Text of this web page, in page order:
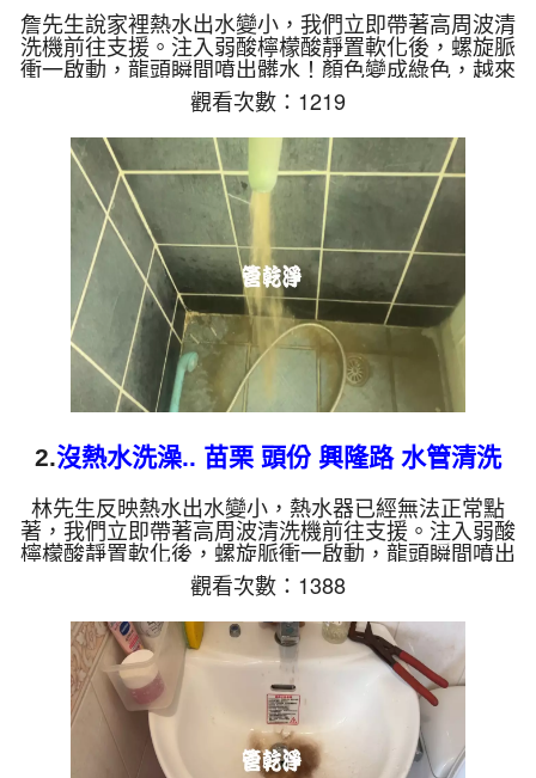
洗
詹先生說家裡熱水出水變小，我們立即帶著高周波清
洗機前往支援。注入弱酸檸檬酸靜置軟化後，螺旋脈
衝一啟動，龍頭瞬間噴出髒水！顏色變成綠色，越來
越深，看起來像是青汁拿鐵，兩個多小時後，出水變
乾淨熱水出水量也恢復了。 為什麼水管需要定期
「大掃除」？ 單靠水壓帶不走管壁陳年汙垢。不同
的水質顏色，反映了不同的居家隱患： 棕色（鐵
鏽）： 管線老化徵兆。 黑色（氧化錳）： 常見於地
下水源。 綠色（銅綠）： 銅合金接頭氧化。 乳白
（生物膜）：...
觀看次數：1219
2.沒熱水洗澡.. 苗栗 頭份 興隆路 水管清洗
林先生反映熱水出水變小，熱水器已經無法正常點
著，我們立即帶著高周波清洗機前往支援。注入弱酸
檸檬酸靜置軟化後，螺旋脈衝一啟動，龍頭瞬間噴出
鐵銹水！經過兩小時努力，熱水出水量終於恢復清澈
與強勁，。 為什麼水管需要定期「大掃除」？ 單靠
水壓帶不走管壁陳年汙垢。不同的水質顏色，反映了
不同的居家隱患： 棕色（鐵鏽）： 管線老化徵兆。
黑色（氧化錳）： 常見於地下水源。 綠色（銅
綠）： 銅合金接頭氧化。 乳白（生物膜）： 細菌黏
液滋生的...
觀看次數：1388